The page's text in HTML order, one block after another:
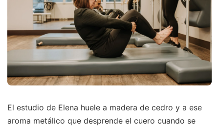
El estudio de Elena huele a madera de cedro y a ese
aroma metálico que desprende el cuero cuando se